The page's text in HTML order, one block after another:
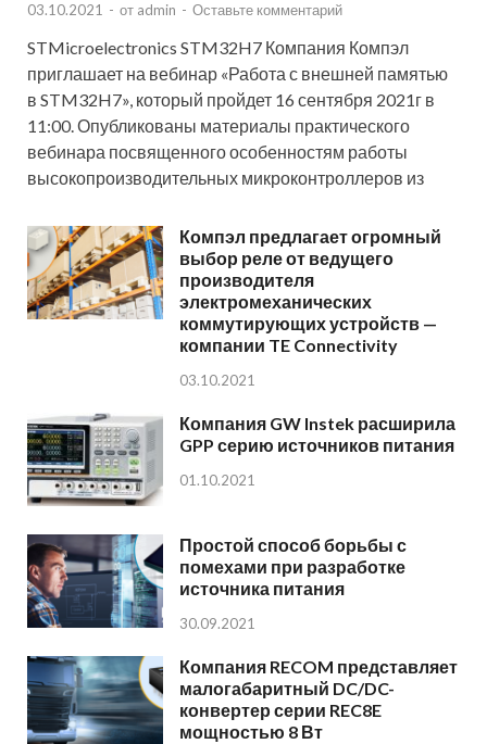
03.10.2021 - от admin - Оставьте комментарий
STMicroelectronics STM32H7 Компания Компэл
приглашает на вебинар «Работа с внешней памятью
в STM32H7», который пройдет 16 сентября 2021г в
11:00. Опубликованы материалы практического
вебинара посвященного особенностям работы
высокопроизводительных микроконтроллеров из
Компэл предлагает огромный
выбор реле от ведущего
производителя
электромеханических
коммутирующих устройств —
компании TE Connectivity
03.10.2021
Компания GW Instek расширила
GPP серию источников питания
01.10.2021
Простой способ борьбы с
помехами при разработке
источника питания
30.09.2021
Компания RECOM представляет
малогабаритный DC/DC-
конвертер серии REC8E
мощностью 8 Вт